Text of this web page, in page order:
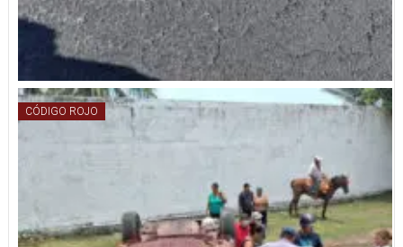
CÓDIGO ROJO